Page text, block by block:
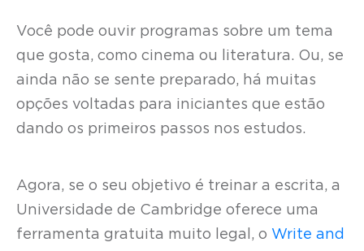
Você pode ouvir programas sobre um tema
que gosta, como cinema ou literatura. Ou, se
ainda não se sente preparado, há muitas
opções voltadas para iniciantes que estão
dando os primeiros passos nos estudos.
Agora, se o seu objetivo é treinar a escrita, a
Universidade de Cambridge oferece uma
ferramenta gratuita muito legal, o Write and